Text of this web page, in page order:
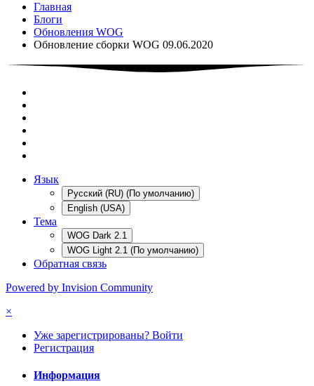
Главная
Блоги
Обновления WOG
Обновление сборки WOG 09.06.2020
Язык
Русский (RU) (По умолчанию)
English (USA)
Тема
WOG Dark 2.1
WOG Light 2.1 (По умолчанию)
Обратная связь
Powered by Invision Community
×
Уже зарегистрированы? Войти
Регистрация
Информация